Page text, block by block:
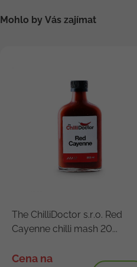
Mohlo by Vás zajímat
The ChilliDoctor s.r.o. Red
Cayenne chilli mash 20...
Cena na